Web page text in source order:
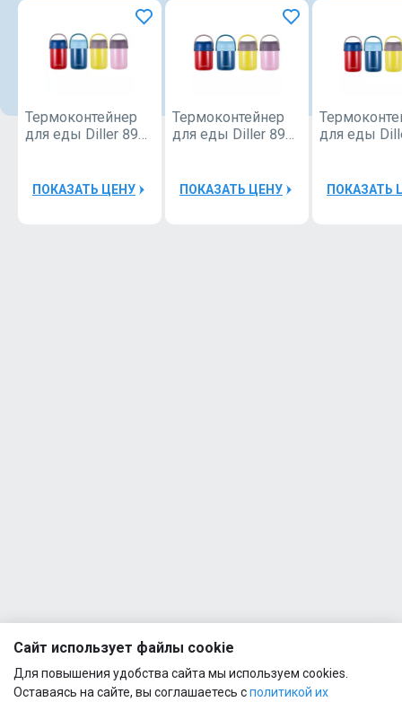
Термоконтейнер
для еды Diller 8926
ПОКАЗАТЬ ЦЕНУ
Термоконтейнер
для еды Diller 8926
ПОКАЗАТЬ ЦЕНУ
для еды
ПОКАЗАТЬ
Сайт использует файлы cookie
Для повышения удобства сайта мы используем cookies.
Оставаясь на сайте, вы соглашаетесь сполитикой их